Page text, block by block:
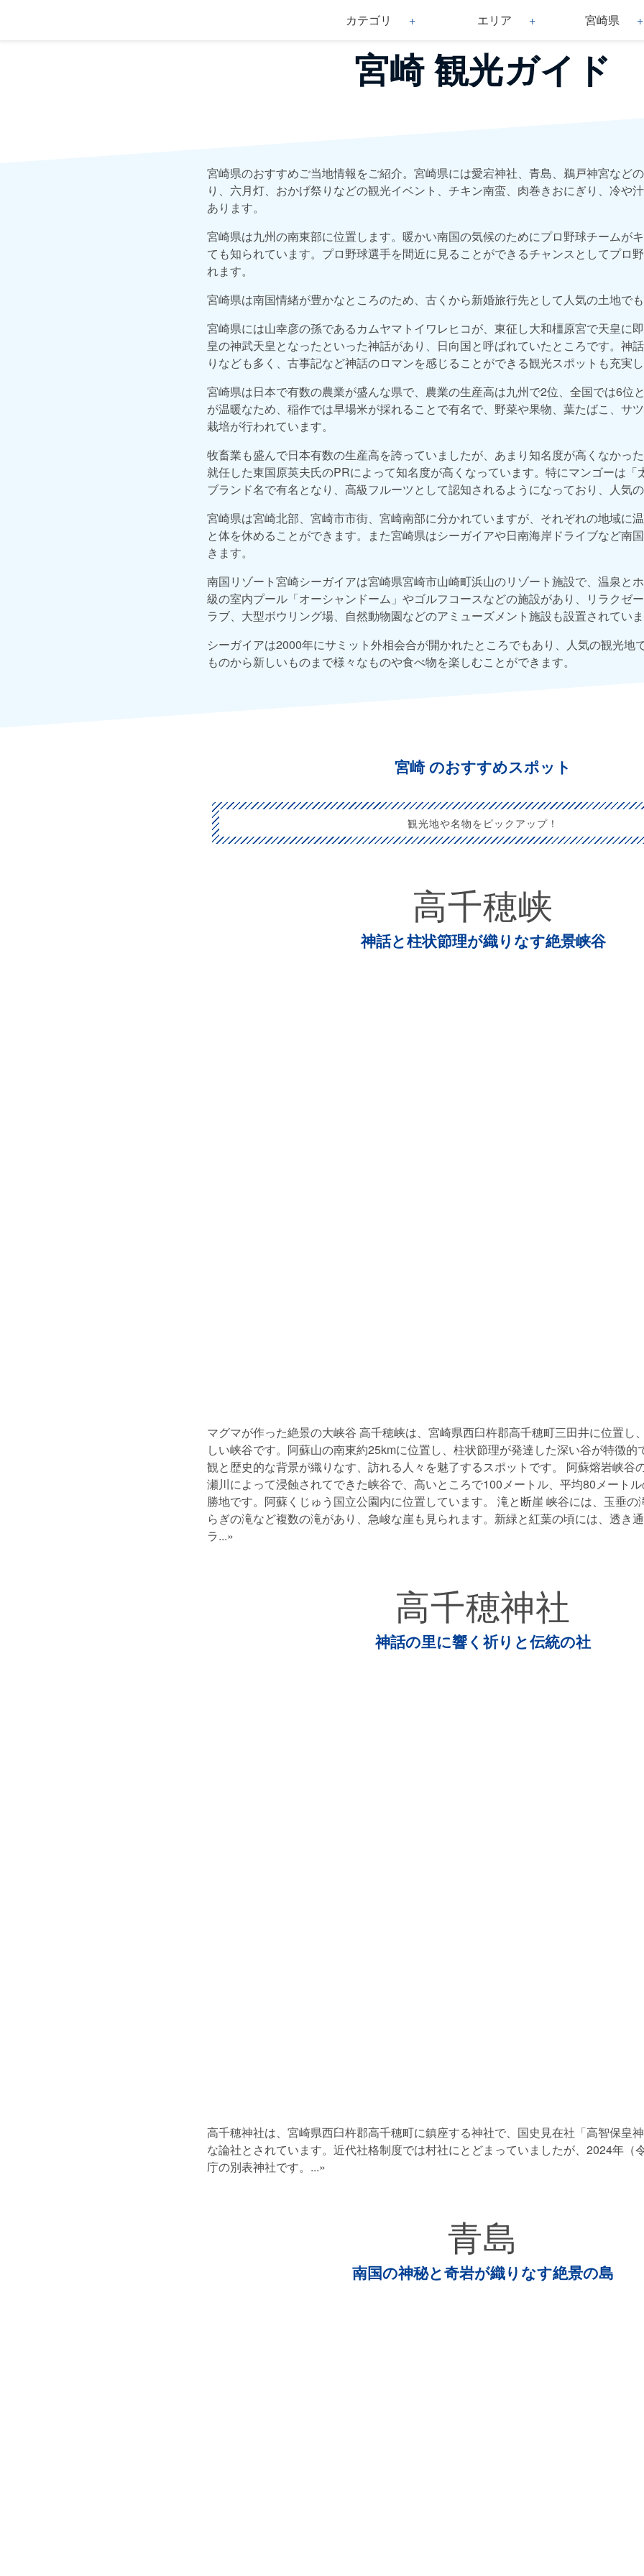
カテゴリ エリア 宮崎県
宮崎 観光ガイド
宮崎県のおすすめご当地情報をご紹介。宮崎県には愛宕神社、青島、鵜戸神宮など
り、六月灯、おかげ祭りなどの観光イベント、チキン南蛮、肉巻きおにぎり、冷や
あります。
宮崎県は九州の南東部に位置します。暖かい南国の気候のためにプロ野球チームが
ても知られています。プロ野球選手を間近に見ることができるチャンスとしてプロ
れます。
宮崎県は南国情緒が豊かなところのため、古くから新婚旅行先として人気の土地でも
宮崎県には山幸彦の孫であるカムヤマトイワレヒコが、東征し大和橿原宮で天皇に
皇の神武天皇となったといった神話があり、日向国と呼ばれていたところです。神
りなども多く、古事記など神話のロマンを感じることができる観光スポットも充実し
宮崎県は日本で有数の農業が盛んな県で、農業の生産高は九州で2位、全国では6位
が温暖なため、稲作では早場米が採れることで有名で、野菜や果物、葉たばこ、サ
栽培が行われています。
牧畜業も盛んで日本有数の生産高を誇っていましたが、あまり知名度が高くなかっ
就任した東国原英夫氏のPRによって知名度が高くなっています。特にマンゴーは「
ブランド名で有名となり、高級フルーツとして認知されるようになっており、人気の
宮崎県は宮崎北部、宮崎市市街、宮崎南部に分かれていますが、それぞれの地域に
と体を休めることができます。また宮崎県はシーガイアや日南海岸ドライブなど南
きます。
南国リゾート宮崎シーガイアは宮崎県宮崎市山崎町浜山のリゾート施設で、温泉と
級の室内プール「オーシャンドーム」やゴルフコースなどの施設があり、リラクゼ
ラブ、大型ボウリング場、自然動物園などのアミューズメント施設も設置されていま
シーガイアは2000年にサミット外相会合が開かれたところでもあり、人気の観光地
ものから新しいものまで様々なものや食べ物を楽しむことができます。
宮崎 のおすすめスポット
観光地や名物をピックアップ！
高千穂峡
神話と柱状節理が織りなす絶景峡谷
マグマが作った絶景の大峡谷 高千穂峡は、宮崎県西臼杵郡高千穂町三田井に位置し
しい峡谷です。阿蘇山の南東約25kmに位置し、柱状節理が発達した深い谷が特徴的
観と歴史的な背景が織りなす、訪れる人々を魅了するスポットです。 阿蘇熔岩峡谷
瀬川によって浸蝕されてできた峡谷で、高いところで100メートル、平均80メート
勝地です。阿蘇くじゅう国立公園内に位置しています。 滝と断崖 峡谷には、玉垂の
らぎの滝など複数の滝があり、急峻な崖も見られます。新緑と紅葉の頃には、透き
ラ...»
高千穂神社
神話の里に響く祈りと伝統の社
高千穂神社は、宮崎県西臼杵郡高千穂町に鎮座する神社で、国史見在社「高智保皇
な論社とされています。近代社格制度では村社にとどまっていましたが、2024年（
庁の別表神社です。 ...»
青島
南国の神秘と奇岩が織りなす絶景の島